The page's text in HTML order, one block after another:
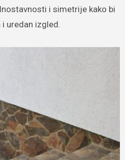
i simetrije kako bi
uredan izgled.